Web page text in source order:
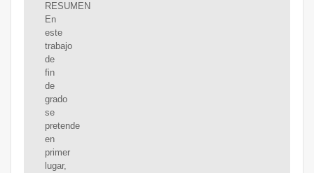
RESUMEN
En
este
trabajo
de
fin
de
grado
se
pretende
en
primer
lugar,